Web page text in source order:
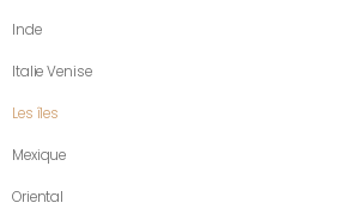
Inde
Italie Venise
Les îles
Mexique
Oriental